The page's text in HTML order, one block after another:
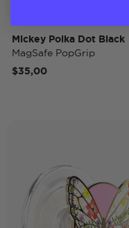
Mickey Polka Dot Black
MagSafe PopGrip
$35,00